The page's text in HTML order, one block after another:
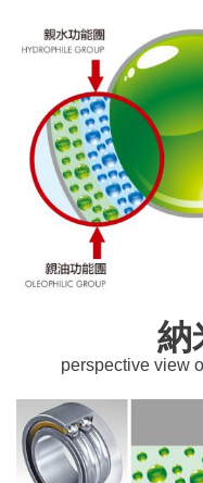
納
perspective view